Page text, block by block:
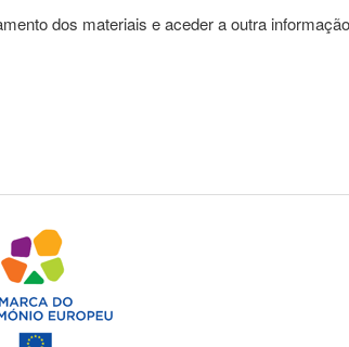
dos materiais e aceder a outra